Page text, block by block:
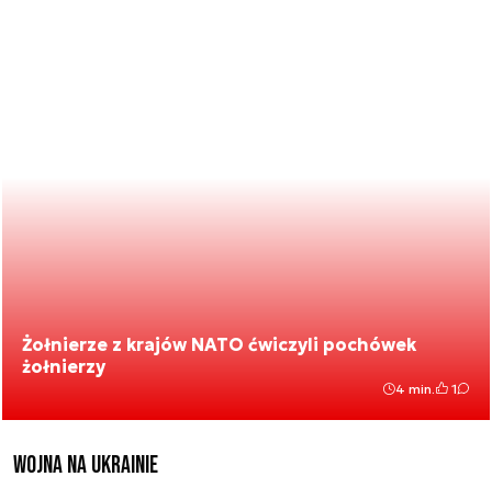
Żołnierze z krajów NATO ćwiczyli pochówek
żołnierzy
4 min. 1
Wojna na Ukrainie